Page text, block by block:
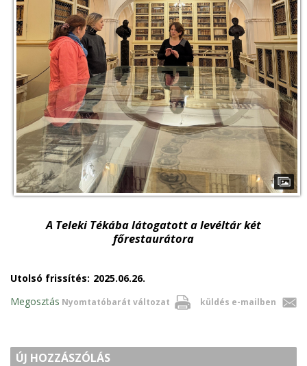
A Teleki Tékába látogatott a levéltár két
főrestaurátora
Utolsó frissítés: 2025.06.26.
Nyomtatóbarát változat küldés e-mailben
Megosztás
ÚJ HOZZÁSZÓLÁS